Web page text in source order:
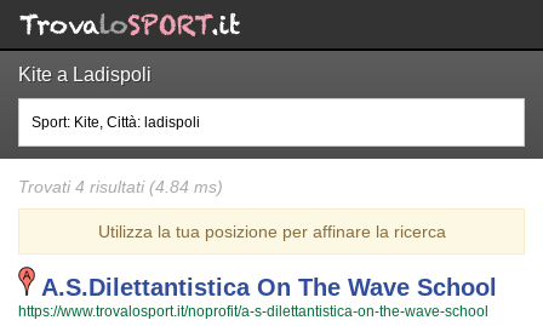
Kite a Ladispoli
Trovati 4 risultati (4.84 ms)
Utilizza la tua posizione per affinare la ricerca
A.s.dilettantistica On The Wave School
https://www.trovalosport.it/noprofit/a-s-dilettantistica-on-the-wave-school